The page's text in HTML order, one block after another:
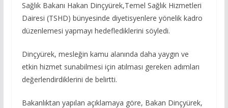
Sağlık Bakanı Hakan Dinçyürek,Temel Sağlık Hizmetleri
Dairesi (TSHD) bünyesinde diyetisyenlere yönelik kadro
düzenlemesi yapmayı hedeflediklerini söyledi.
Dinçyürek, mesleğin kamu alanında daha yaygın ve
etkin hizmet sunabilmesi için atılması gereken adımları
değerlendirdiklerini de belirtti.
Bakanlıktan yapılan açıklamaya göre, Bakan Dinçyürek,